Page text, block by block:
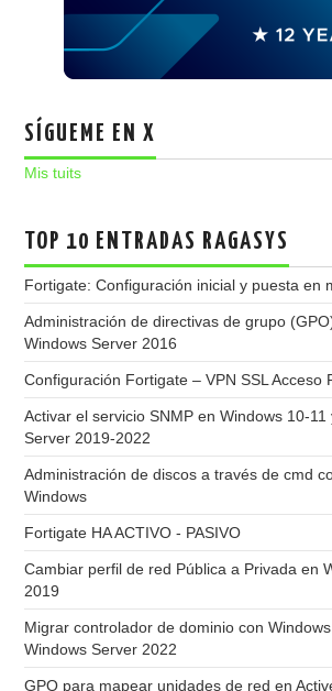
SÍGUEME EN X
Mis tuits
TOP 10 ENTRADAS RAGASYS
Fortigate: Configuración inicial y puesta en
Administración de directivas de grupo
Windows Server 2016
Configuración Fortigate – VPN SSL Acceso
Activar el servicio SNMP en Windows 10-11
Server 2019-2022
Administración de discos a través de cmd
Windows
Fortigate HA ACTIVO - PASIVO
Cambiar perfil de red Pública a Privada en
2019
Migrar controlador de dominio con
Windows Server 2022
GPO para mapear unidades de red en